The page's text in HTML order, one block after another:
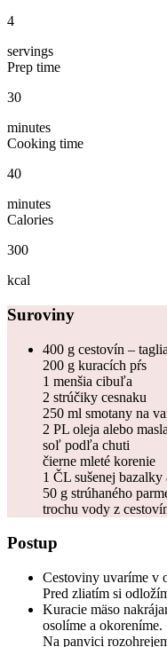
4
servings
Prep time
30
minutes
Cooking time
40
minutes
Calories
300
kcal
Suroviny
400 g cestovín –
200 g kuracích pŕs
1 menšia cibuľa
2 strúčiky cesnaku
250 ml smotany na
2 PL oleja alebo masla
soľ podľa chuti
čierne mleté korenie
1 ČL sušenej bazalky
50 g strúhaného
trochu vody z
Postup
Cestoviny uvaríme v
Pred zliatím si
Kuracie mäso
osolíme a okoreníme.
Na panvici